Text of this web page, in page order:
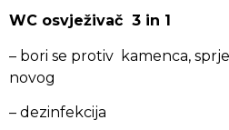
WC osvježivač 3 in 1
– bori se protiv kamenca,
novog
– dezinfekcija